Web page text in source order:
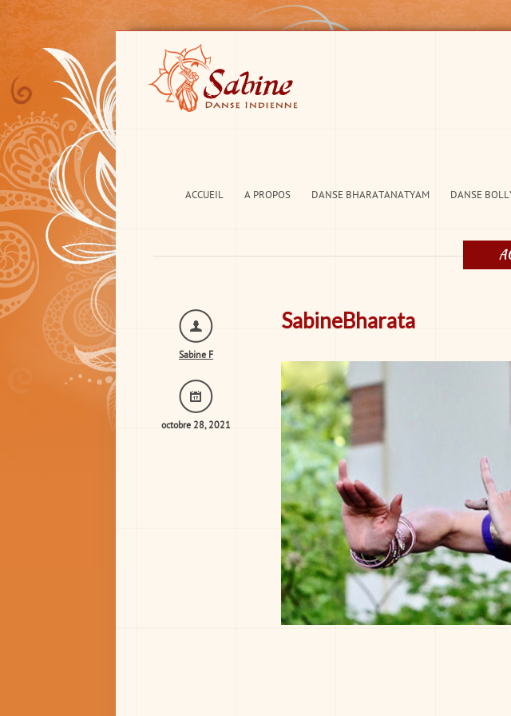
ACCUEIL A PROPOS DANSE BHARATANATYAM DANSE
Sabine F
octobre 28, 2021
SabineBharata